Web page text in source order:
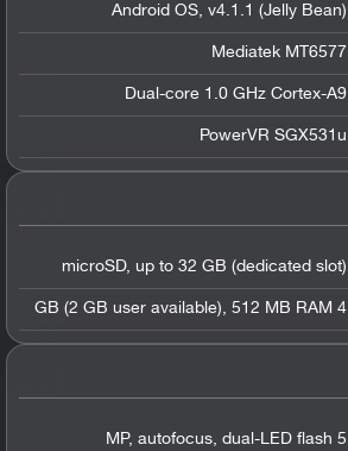
Android OS, v4.1.1 (Jelly Bean)
Mediatek MT6577
Dual-core 1.0 GHz Cortex-A9
PowerVR SGX531u
microSD, up to 32 GB (dedicated slot)
4 GB (2 GB user available), 512 MB RAM
5 MP, autofocus, dual-LED flash